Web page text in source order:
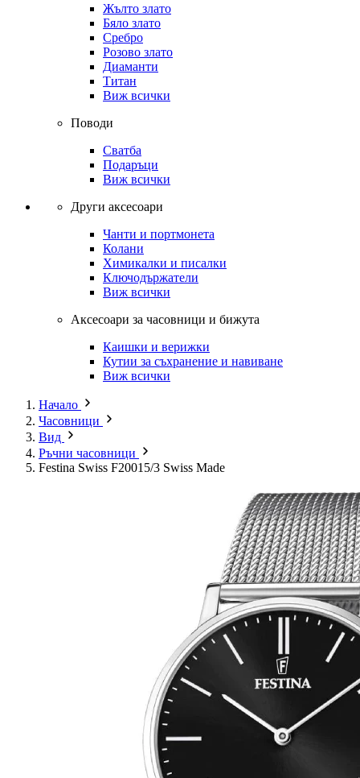
Жълто злато
Бяло злато
Сребро
Розово злато
Диаманти
Титан
Виж всички
Поводи
Сватба
Подаръци
Виж всички
Други аксесоари
Чанти и портмонета
Колани
Химикалки и писалки
Ключодържатели
Виж всички
Аксесоари за часовници и бижута
Каишки и верижки
Кутии за съхранение и навиване
Виж всички
Начало
Часовници
Вид
Ръчни часовници
Festina Swiss F20015/3 Swiss Made